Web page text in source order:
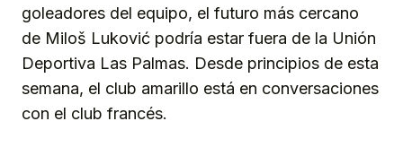
goleadores del equipo, el futuro más cercano
de Miloš Luković podría estar fuera de la Unión
Deportiva Las Palmas. Desde principios de esta
semana, el club amarillo está en conversaciones
con el club francés.